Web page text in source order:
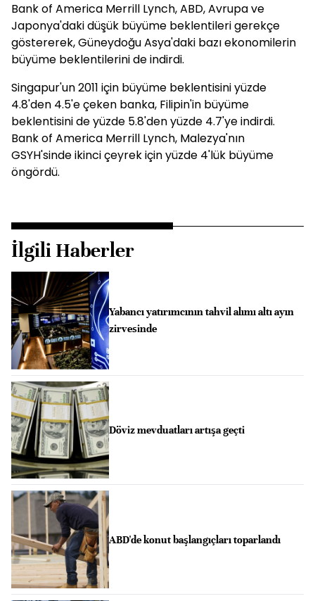
Bank of America Merrill Lynch, ABD, Avrupa ve
Japonya'daki düşük büyüme beklentileri gerekçe
göstererek, Güneydoğu Asya'daki bazı ekonomilerin
büyüme beklentilerini de indirdi.
Singapur'un 2011 için büyüme beklentisini yüzde
4.8'den 4.5'e çeken banka, Filipin'in büyüme
beklentisini de yüzde 5.8'den yüzde 4.7'ye indirdi.
Bank of America Merrill Lynch, Malezya'nın
GSYH'sinde ikinci çeyrek için yüzde 4'lük büyüme
öngördü.
İlgili Haberler
Yabancı yatırımcının tahvil alımı altı ayın
zirvesinde
Döviz mevduatları artışa geçti
ABD'de konut başlangıçları toparlandı